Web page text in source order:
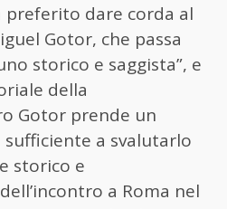
preferito dare corda al
Gotor, che passa
storico e saggista”, e
della
Gotor prende un
sufficiente a svalutarlo
storico e
a Roma nel